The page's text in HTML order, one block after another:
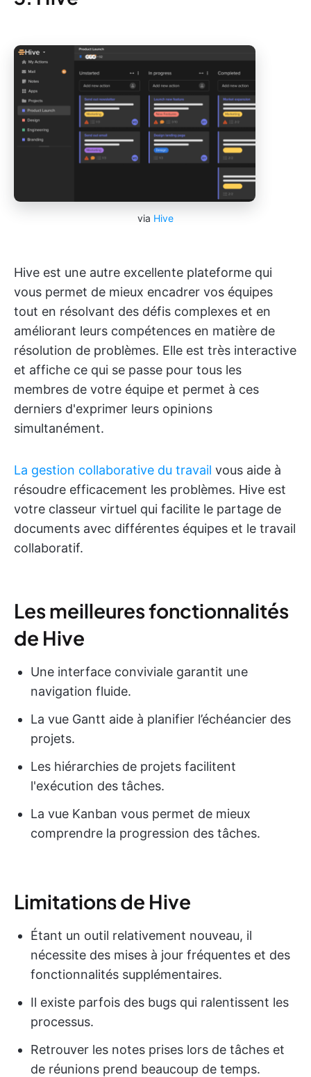
via Hive
Hive est une autre excellente plateforme qui
vous permet de mieux encadrer vos équipes
tout en résolvant des défis complexes et en
améliorant leurs compétences en matière de
résolution de problèmes. Elle est très interactive
et affiche ce qui se passe pour tous les
membres de votre équipe et permet à ces
derniers d'exprimer leurs opinions
simultanément.
La gestion collaborative du travail vous aide à
résoudre efficacement les problèmes. Hive est
votre classeur virtuel qui facilite le partage de
documents avec différentes équipes et le travail
collaboratif.
Les meilleures fonctionnalités
de Hive
Une interface conviviale garantit une
navigation fluide.
La vue Gantt aide à planifier l’échéancier des
projets.
Les hiérarchies de projets facilitent
l'exécution des tâches.
La vue Kanban vous permet de mieux
comprendre la progression des tâches.
Limitations de Hive
Étant un outil relativement nouveau, il
nécessite des mises à jour fréquentes et des
fonctionnalités supplémentaires.
Il existe parfois des bugs qui ralentissent les
processus.
Retrouver les notes prises lors de tâches et
de réunions prend beaucoup de temps.